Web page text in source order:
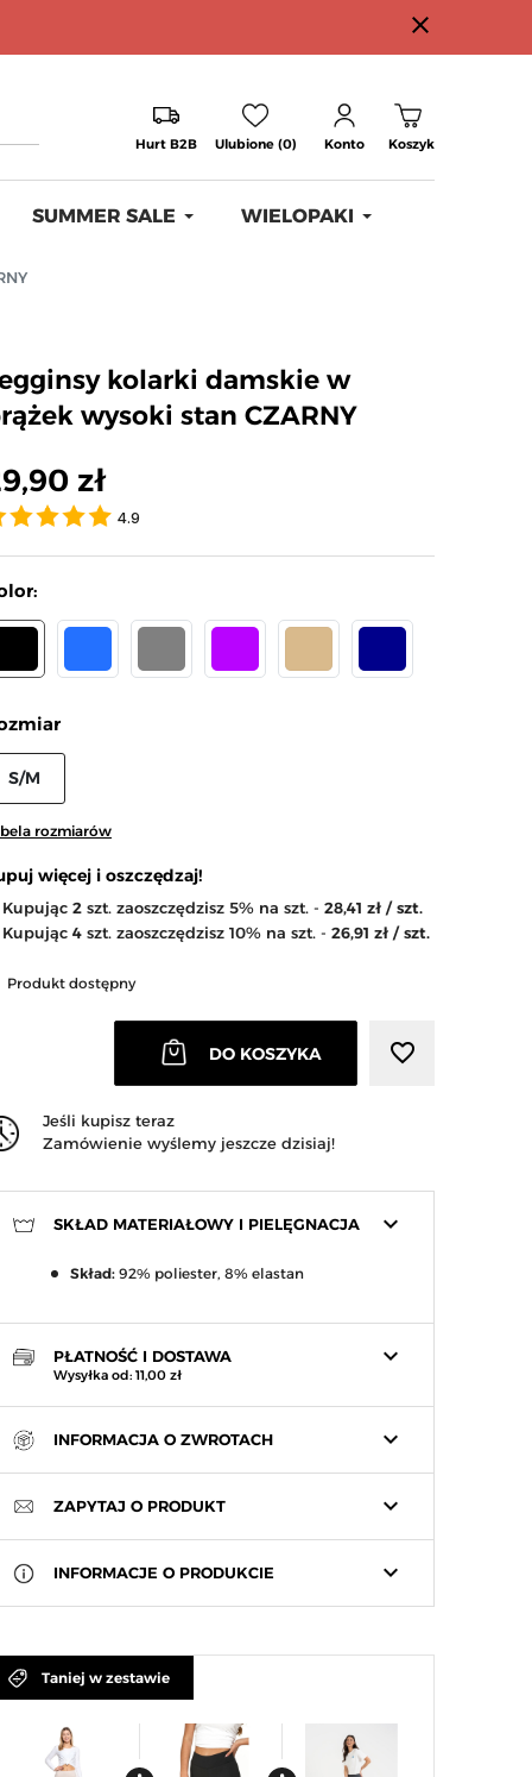
close
Hurt B2B Ulubione (0) Konto Koszyk
SUMMER SALE WIELOPAKI
Następny
kolarki damskie w
wysoki stan CZARNY
zł
4.9
S/M
rozmiarów
więcej i oszczędzaj!
Kupując 2 szt. zaoszczędzisz 5% na szt. - 28,41 zł / szt.
Kupując 4 szt. zaoszczędzisz 10% na szt. - 26,91 zł / szt.
Produkt dostępny
DO KOSZYKA favorite_border
Jeśli kupisz teraz
Zamówienie wyślemy jeszcze dzisiaj!
keyboard_arrow_down
SKŁAD MATERIAŁOWY I PIELĘGNACJA
Skład: 92% poliester, 8% elastan
keyboard_arrow_down
PŁATNOŚĆ I DOSTAWA
Wysyłka od: 11,00 zł
keyboard_arrow_down
INFORMACJA O ZWROTACH
keyboard_arrow_down
ZAPYTAJ O PRODUKT
keyboard_arrow_down
INFORMACJE O PRODUKCIE
Taniej w zestawie